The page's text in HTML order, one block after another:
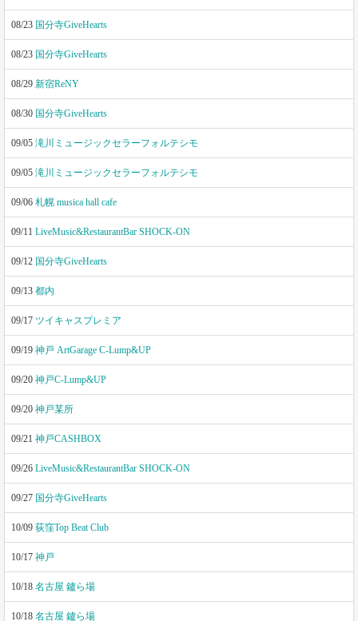
08/23 国分寺GiveHearts
08/23 国分寺GiveHearts
08/29 新宿ReNY
08/30 国分寺GiveHearts
09/05 滝川ミュージックセラーフォルテシモ
09/05 滝川ミュージックセラーフォルテシモ
09/06 札幌 musica hall cafe
09/11 LiveMusic&RestaurantBar SHOCK-ON
09/12 国分寺GiveHearts
09/13 都内
09/17 ツイキャスプレミア
09/19 神戸 ArtGarage C-Lump&UP
09/20 神戸C-Lump&UP
09/20 神戸某所
09/21 神戸CASHBOX
09/26 LiveMusic&RestaurantBar SHOCK-ON
09/27 国分寺GiveHearts
10/09 荻窪Top Beat Club
10/17 神戸
10/18 名古屋 鑪ら場
10/18 名古屋 鑪ら場